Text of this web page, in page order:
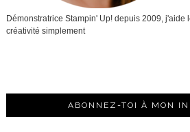
Démonstratrice Stampin' Up! depuis 2009, j'aide
créativité simplement
ABONNEZ-TOI À MON